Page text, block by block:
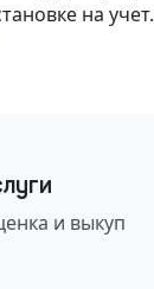
на учет.
и выкуп